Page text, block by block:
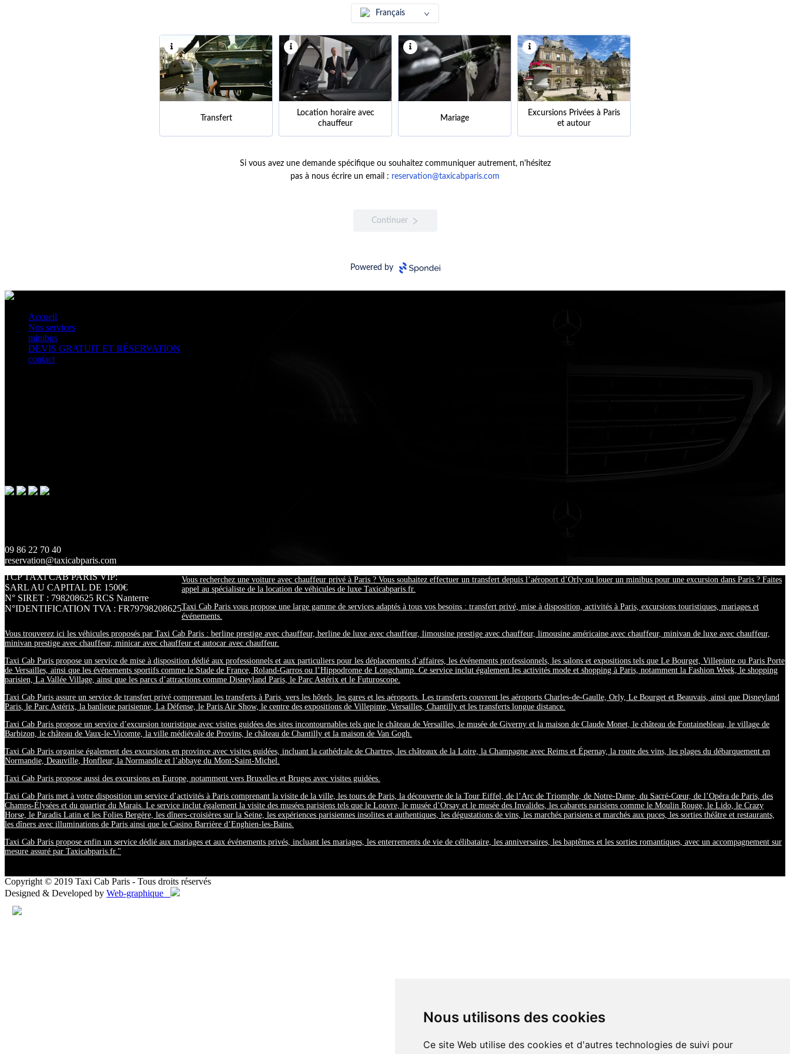
Nous utilisons des cookies
Ce site Web utilise des cookies et d'autres technologies de suivi pour
Accueil
Nos services
minibus
DEVIS GRATUIT ET RÉSERVATION
contact
Notre agence de location de voiture avec chauffeur privé répondra à tous vos besoins, allant du transfert depuis les aéroports gares (Roissy CDG, Orly, Gare du Nord...), ou la disposition d'un chauffeur privé en berline de luxe, mini van et minibus.
Vous pourrez disposer d'un chauffeur privé pour tout événement; roadshow, location de voiture pour mariage, chauffeur privé pour shopping, excursion touristique. Nous sommes aussi spécialisés pour le transport de personnes en voiture de luxe
09 86 22 70 40
reservation@taxicabparis.com
TCP TAXI CAB PARIS VIP:
SARL AU CAPITAL DE 1500€
N° SIRET : 798208625 RCS Nanterre
N°IDENTIFICATION TVA : FR79798208625
Vous recherchez une voiture avec chauffeur privé à Paris ? Vous souhaitez effectuer un transfert depuis l’aéroport d’Orly ou louer un minibus pour une excursion dans Paris ? Faites
appel au spécialiste de la location de véhicules de luxe Taxicabparis.fr.
Taxi Cab Paris vous propose une large gamme de services adaptés à tous vos besoins : transfert privé, mise à disposition, activités à Paris, excursions touristiques, mariages et
événements.
Vous trouverez ici les véhicules proposés par Taxi Cab Paris : berline prestige avec chauffeur, berline de luxe avec chauffeur, limousine prestige avec chauffeur, limousine américaine avec chauffeur, minivan de luxe avec chauffeur,
minivan prestige avec chauffeur, minicar avec chauffeur et autocar avec chauffeur.
Taxi Cab Paris propose un service de mise à disposition dédié aux professionnels et aux particuliers pour les déplacements d’affaires, les événements professionnels, les salons et expositions tels que Le Bourget, Villepinte ou Paris Porte
de Versailles, ainsi que les événements sportifs comme le Stade de France, Roland-Garros ou l’Hippodrome de Longchamp. Ce service inclut également les activités mode et shopping à Paris, notamment la Fashion Week, le shopping
parisien, La Vallée Village, ainsi que les parcs d’attractions comme Disneyland Paris, le Parc Astérix et le Futuroscope.
Taxi Cab Paris assure un service de transfert privé comprenant les transferts à Paris, vers les hôtels, les gares et les aéroports. Les transferts couvrent les aéroports Charles-de-Gaulle, Orly, Le Bourget et Beauvais, ainsi que Disneyland
Paris, le Parc Astérix, la banlieue parisienne, La Défense, le Paris Air Show, le centre des expositions de Villepinte, Versailles, Chantilly et les transferts longue distance.
Taxi Cab Paris propose un service d’excursion touristique avec visites guidées des sites incontournables tels que le château de Versailles, le musée de Giverny et la maison de Claude Monet, le château de Fontainebleau, le village de
Barbizon, le château de Vaux-le-Vicomte, la ville médiévale de Provins, le château de Chantilly et la maison de Van Gogh.
Taxi Cab Paris organise également des excursions en province avec visites guidées, incluant la cathédrale de Chartres, les châteaux de la Loire, la Champagne avec Reims et Épernay, la route des vins, les plages du débarquement en
Normandie, Deauville, Honfleur, la Normandie et l’abbaye du Mont-Saint-Michel.
Taxi Cab Paris propose aussi des excursions en Europe, notamment vers Bruxelles et Bruges avec visites guidées.
Taxi Cab Paris met à votre disposition un service d’activités à Paris comprenant la visite de la ville, les tours de Paris, la découverte de la Tour Eiffel, de l’Arc de Triomphe, de Notre-Dame, du Sacré-Cœur, de l’Opéra de Paris, des
Champs-Élysées et du quartier du Marais. Le service inclut également la visite des musées parisiens tels que le Louvre, le musée d’Orsay et le musée des Invalides, les cabarets parisiens comme le Moulin Rouge, le Lido, le Crazy
Horse, le Paradis Latin et les Folies Bergère, les dîners-croisières sur la Seine, les expériences parisiennes insolites et authentiques, les dégustations de vins, les marchés parisiens et marchés aux puces, les sorties théâtre et restaurants,
les dîners avec illuminations de Paris ainsi que le Casino Barrière d’Enghien-les-Bains.
Taxi Cab Paris propose enfin un service dédié aux mariages et aux événements privés, incluant les mariages, les enterrements de vie de célibataire, les anniversaires, les baptêmes et les sorties romantiques, avec un accompagnement sur
mesure assuré par Taxicabparis.fr."
Copyright © 2019 Taxi Cab Paris - Tous droits réservés
Designed & Developed by Web-graphique